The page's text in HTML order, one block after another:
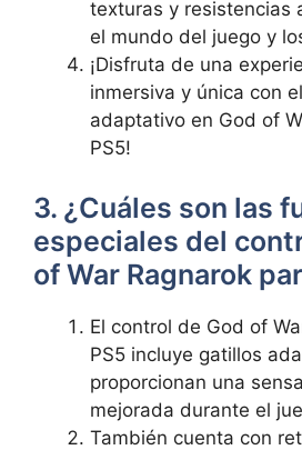
texturas y resistencias
el mundo del juego y
¡Disfruta de una
inmersiva y única con
adaptativo en God of
PS5!
3. ¿Cuáles son las
especiales del
of War Ragnarok
El control de God of
PS5 incluye gatillos
proporcionan una
mejorada durante el
También cuenta con